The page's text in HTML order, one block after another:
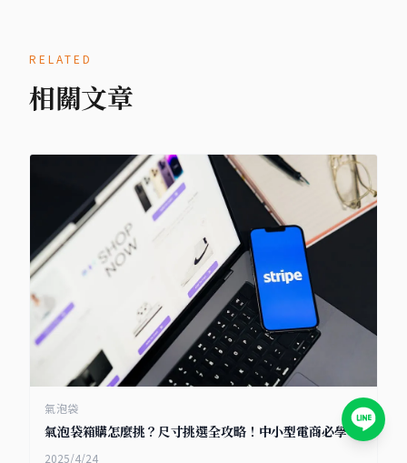
RELATED
相關文章
氣泡袋
氣泡袋箱購怎麼挑？尺寸挑選全攻略！中小型電商必學！
2025/4/24